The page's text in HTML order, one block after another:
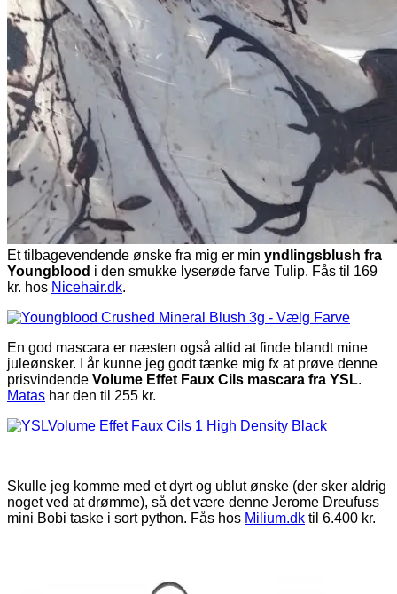
Et tilbagevendende ønske fra mig er min yndlingsblush fra
Youngblood i den smukke lyserøde farve Tulip. Fås til 169
kr. hos Nicehair.dk.
En god mascara er næsten også altid at finde blandt mine
juleønsker. I år kunne jeg godt tænke mig fx at prøve denne
prisvindende Volume Effet Faux Cils mascara fra YSL.
Matas har den til 255 kr.
Skulle jeg komme med et dyrt og ublut ønske (der sker aldrig
noget ved at drømme), så det være denne Jerome Dreufuss
mini Bobi taske i sort python. Fås hos Milium.dk til 6.400 kr.